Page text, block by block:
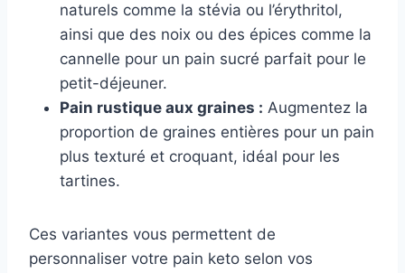
naturels comme la stévia ou l’érythritol,
ainsi que des noix ou des épices comme la
cannelle pour un pain sucré parfait pour le
petit-déjeuner.
Pain rustique aux graines : Augmentez la
proportion de graines entières pour un pain
plus texturé et croquant, idéal pour les
tartines.
Ces variantes vous permettent de
personnaliser votre pain keto selon vos